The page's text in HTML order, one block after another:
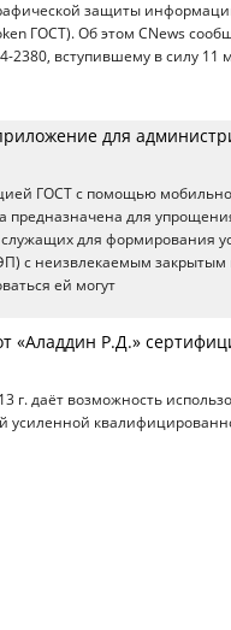
защиты
ГОСТ). Об этом CNews
вступившему в силу 11
для
ГОСТ с помощью
предназначена для
служащих для формирования
с неизвлекаемым закрытым
ей могут
«Аладдин Р.Д.»
г. даёт возможность
усиленной